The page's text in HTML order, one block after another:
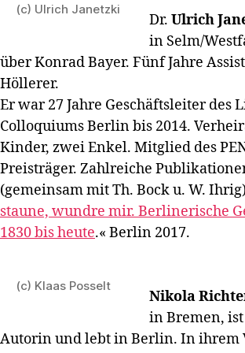
(c) Ulrich Janetzki
Dr. Ulrich
in Selm/
über Konrad Bayer. Fünf Jahre
Höllerer.
Er war 27 Jahre Geschäftsleiter des
Colloquiums Berlin bis 2014.
Kinder, zwei Enkel. Mitglied des
Preisträger. Zahlreiche
(gemeinsam mit Th. Bock u. W.
staune, wundre mir. Berlinerische
1830 bis heute.« Berlin 2017.
(c) Klaas Posselt
Nikola
in Bremen,
Autorin und lebt in Berlin. In ihrem